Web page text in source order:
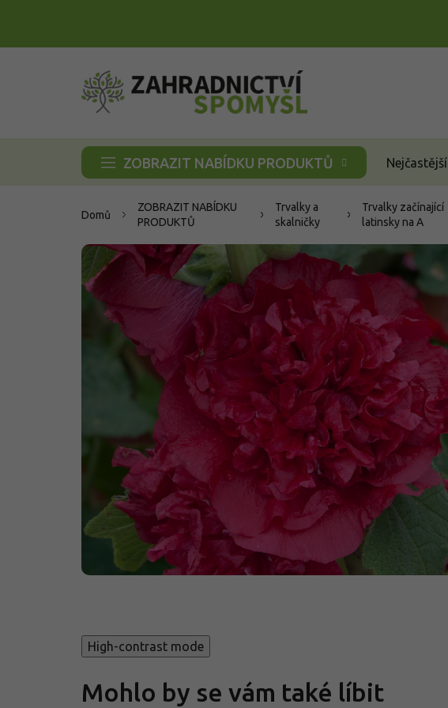
ZOBRAZIT NABÍDKU PRODUKTŮ
Domů
ZOBRAZIT NABÍDKU
PRODUKTŮ
Trvalky a
skalničky
Trvalky začínající
latinsky na A
High-contrast mode
Mohlo by se vám také líbit